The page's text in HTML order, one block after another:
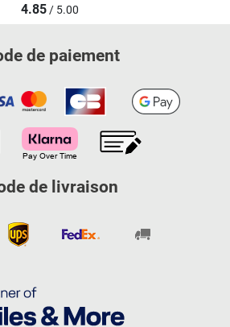
4.85/ 5.00
de paiement
de livraison